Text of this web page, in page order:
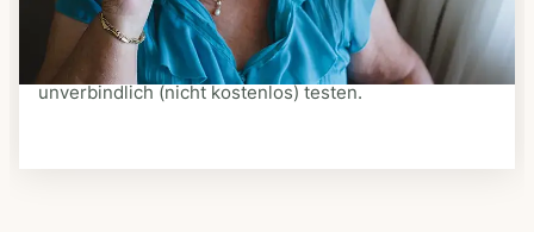
Ein Kurier liefert Ihnen das bestellte Essen zum
vereinbarten Zeitpunkt nach Hause. Bei vielen
Anbietern können Sie Essen auf Rädern auch
unverbindlich (nicht kostenlos) testen.